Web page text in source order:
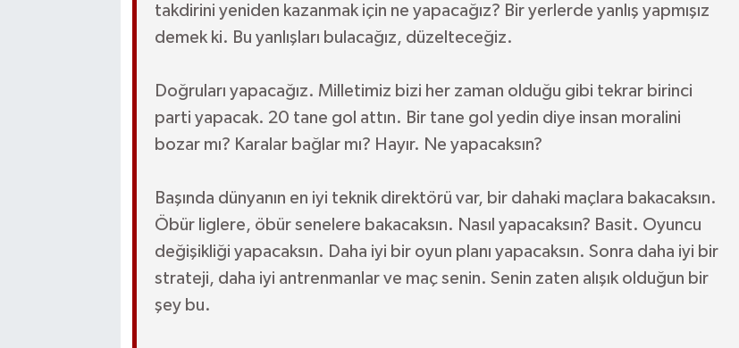
takdirini yeniden kazanmak için ne yapacağız? Bir yerlerde yanlış yapmışız
demek ki. Bu yanlışları bulacağız, düzelteceğiz.
Doğruları yapacağız. Milletimiz bizi her zaman olduğu gibi tekrar birinci
parti yapacak. 20 tane gol attın. Bir tane gol yedin diye insan moralini
bozar mı? Karalar bağlar mı? Hayır. Ne yapacaksın?
Başında dünyanın en iyi teknik direktörü var, bir dahaki maçlara bakacaksın.
Öbür liglere, öbür senelere bakacaksın. Nasıl yapacaksın? Basit. Oyuncu
değişikliği yapacaksın. Daha iyi bir oyun planı yapacaksın. Sonra daha iyi bir
strateji, daha iyi antrenmanlar ve maç senin. Senin zaten alışık olduğun bir
şey bu.